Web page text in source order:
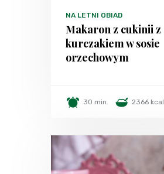
NA LETNI OBIAD
Makaron z cukinii z
kurczakiem w sosie
orzechowym
30 min. 2366 kcal